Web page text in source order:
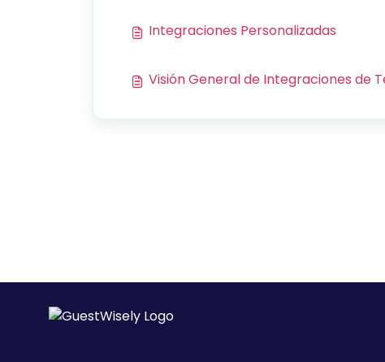
Integraciones Personalizadas
Visión General de Integraciones de